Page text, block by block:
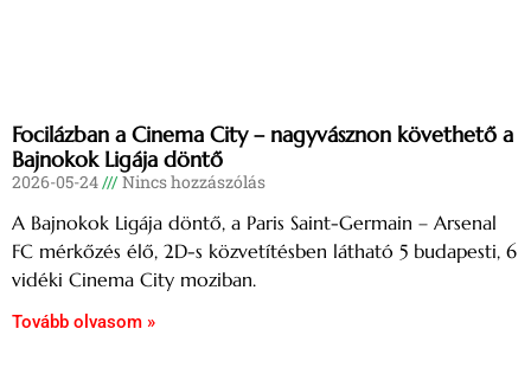
Focilázban a Cinema City – nagyvásznon követhető a
Bajnokok Ligája döntő
2026-05-24 Nincs hozzászólás
A Bajnokok Ligája döntő, a Paris Saint-Germain – Arsenal
FC mérkőzés élő, 2D-s közvetítésben látható 5 budapesti, 6
vidéki Cinema City moziban.
Tovább olvasom »